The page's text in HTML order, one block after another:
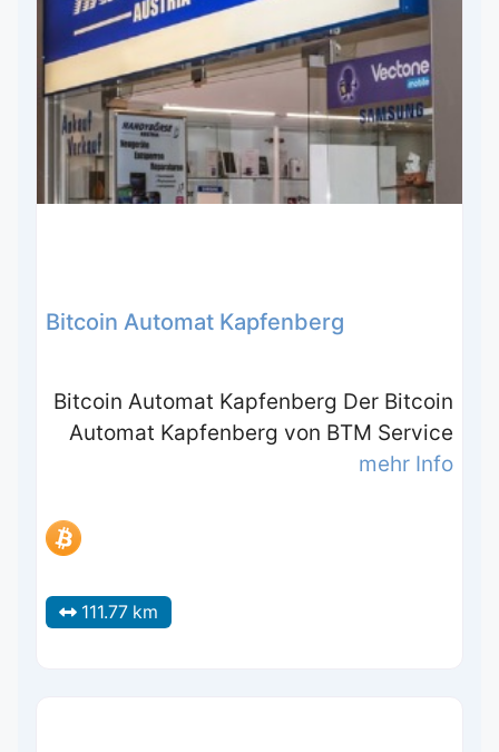
Bitcoin Automat Kapfenberg
Bitcoin Automat Kapfenberg Der Bitcoin
Automat Kapfenberg von BTM Service
mehr Info
111.77 km